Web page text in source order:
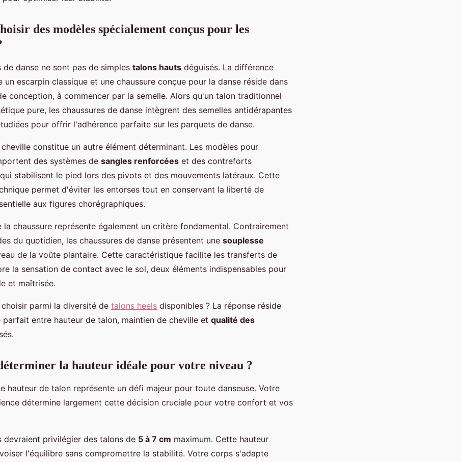
des modèles spécialement conçus pour les
de danse ne sont pas de simples talons hauts déguisés. La différence
un escarpin classique et une chaussure conçue pour la danse réside dans
conception, à commencer par la semelle. Alors qu'un talon traditionnel
pure, les chaussures de danse intègrent des semelles antidérapantes
pour offrir l'adhérence parfaite sur les parquets de danse.
constitue un autre élément déterminant. Les modèles pour
des systèmes de sangles renforcées et des contreforts
stabilisent le pied lors des pivots et des mouvements latéraux. Cette
permet d'éviter les entorses tout en conservant la liberté de
aux figures chorégraphiques.
chaussure représente également un critère fondamental. Contrairement
du quotidien, les chaussures de danse présentent une souplesse
de la voûte plantaire. Cette caractéristique facilite les transferts de
la sensation de contact avec le sol, deux éléments indispensables pour
et maîtrisée.
parmi la diversité de talons heels disponibles ? La réponse réside
parfait entre hauteur de talon, maintien de cheville et qualité des
la hauteur idéale pour votre niveau ?
hauteur de talon représente un défi majeur pour toute danseuse. Votre
détermine largement cette décision cruciale pour votre confort et vos
devraient privilégier des talons de 5 à 7 cm maximum. Cette hauteur
l'équilibre sans compromettre la stabilité. Votre corps s'adapte